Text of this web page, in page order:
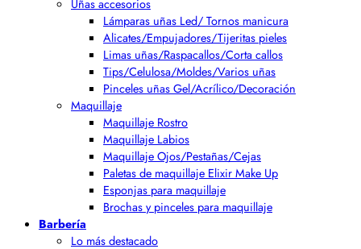
Uñas accesorios
Lámparas uñas Led/ Tornos manicura
Alicates/Empujadores/Tijeritas pieles
Limas uñas/Raspacallos/Corta callos
Tips/Celulosa/Moldes/Varios uñas
Pinceles uñas Gel/Acrílico/Decoración
Maquillaje
Maquillaje Rostro
Maquillaje Labios
Maquillaje Ojos/Pestañas/Cejas
Paletas de maquillaje Elixir Make Up
Esponjas para maquillaje
Brochas y pinceles para maquillaje
Barbería
Lo más destacado